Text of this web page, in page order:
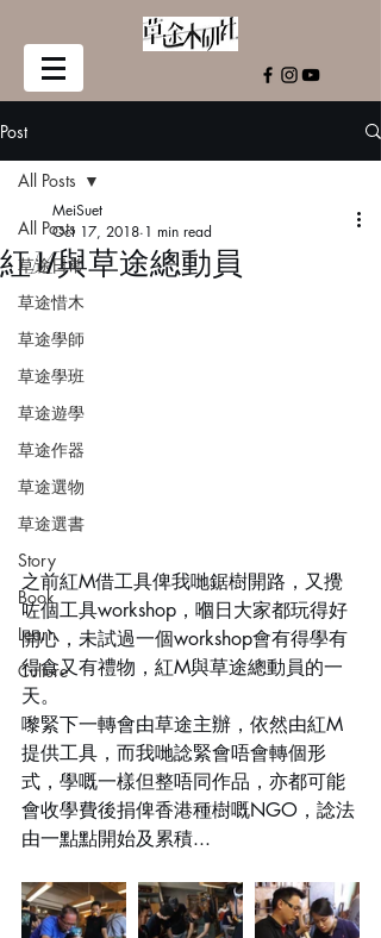
Post
All Posts
草途日常
草途惜木
草途學師
草途學班
草途遊學
草途作器
草途選物
草途選書
Story
Book
Learn
Culture
All Posts
紅M與草途總動員
MeiSuet
Oct 17, 2018 1 min read
之前紅M借工具俾我哋鋸樹開路，又攪
咗個工具workshop，嗰日大家都玩得好
開心，未試過一個workshop會有得學有
得食又有禮物，紅M與草途總動員的一
天。
嚟緊下一轉會由草途主辦，依然由紅M
提供工具，而我哋諗緊會唔會轉個形
式，學嘅一樣但整唔同作品，亦都可能
會收學費後捐俾香港種樹嘅NGO，諗法
由一點點開始及累積...